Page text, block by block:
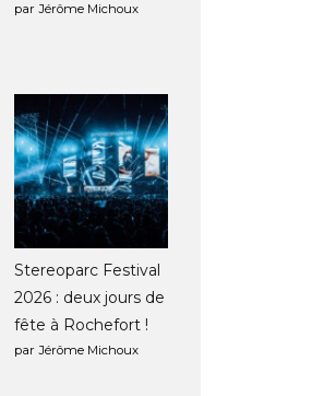
par Jérôme Michoux
Stereoparc Festival
2026 : deux jours de
fête à Rochefort !
par Jérôme Michoux